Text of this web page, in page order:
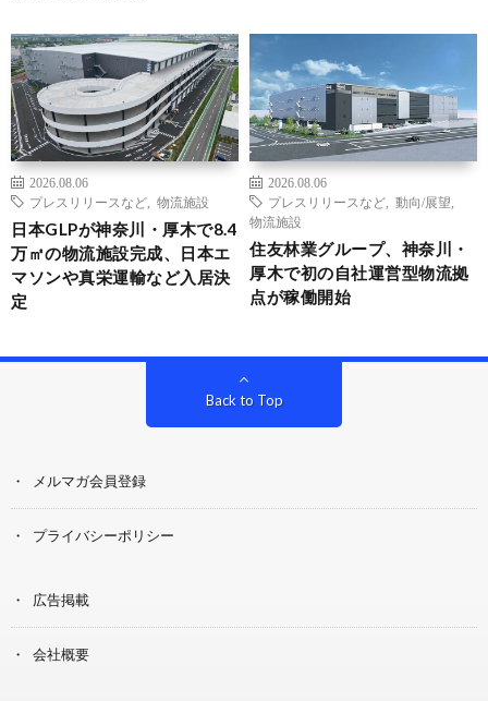
2026.08.06
プレスリリースなど
物流施設
日本GLPが神奈川・厚木で8.4
万㎡の物流施設完成、日本エ
マソンや真栄運輸など入居決
定
2026.08.06
プレスリリースなど
動向/展望
物流施設
住友林業グループ、神奈川・
厚木で初の自社運営型物流拠
点が稼働開始
Back to Top
メルマガ会員登録
プライバシーポリシー
広告掲載
会社概要